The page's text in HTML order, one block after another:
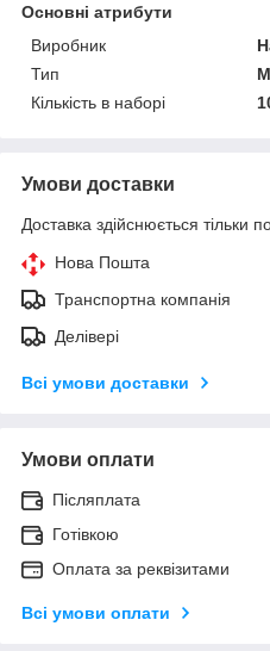
Основні атрибути
Виробник
Тип
Кількість в наборі
Умови доставки
Доставка здійснюється тільки
Нова Пошта
Транспортна компанія
Делівері
Всі умови доставки
Умови оплати
Післяплата
Готівкою
Оплата за реквізитами
Всі умови оплати